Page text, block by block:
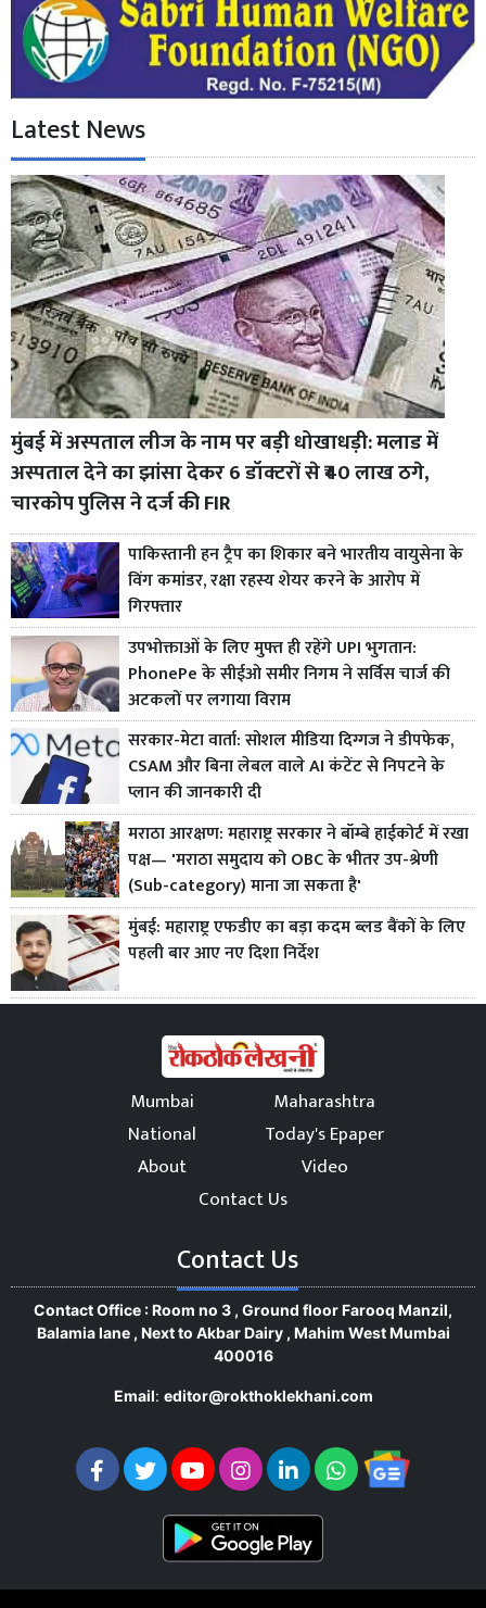
Latest News
मुंबई में अस्पताल लीज के नाम पर बड़ी धोखाधड़ी: मलाड में
अस्पताल देने का झांसा देकर 6 डॉक्टरों से ₹40 लाख ठगे,
चारकोप पुलिस ने दर्ज की FIR
पाकिस्तानी हन ट्रैप का शिकार बने भारतीय वायुसेना के
विंग कमांडर, रक्षा रहस्य शेयर करने के आरोप में
गिरफ्तार
उपभोक्ताओं के लिए मुफ्त ही रहेंगे UPI भुगतान:
PhonePe के सीईओ समीर निगम ने सर्विस चार्ज की
अटकलों पर लगाया विराम
सरकार-मेटा वार्ता: सोशल मीडिया दिग्गज ने डीपफेक,
CSAM और बिना लेबल वाले AI कंटेंट से निपटने के
प्लान की जानकारी दी
मराठा आरक्षण: महाराष्ट्र सरकार ने बॉम्बे हाईकोर्ट में रखा
पक्ष— 'मराठा समुदाय को OBC के भीतर उप-श्रेणी
(Sub-category) माना जा सकता है'
मुंबई: महाराष्ट्र एफडीए का बड़ा कदम ब्लड बैंकों के लिए
पहली बार आए नए दिशा निर्देश
Mumbai
Maharashtra
National
Today's Epaper
About
Video
Contact Us
Contact Us
Contact Office : Room no 3 , Ground floor Farooq Manzil,
Balamia lane , Next to Akbar Dairy , Mahim West Mumbai
400016
Email: editor@rokthoklekhani.com